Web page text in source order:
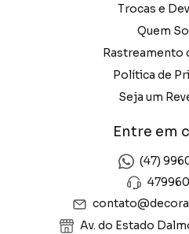
Trocas e
Quem
Rastreamento
Política de
Seja um
Entre em
(47)
Av. do Estado